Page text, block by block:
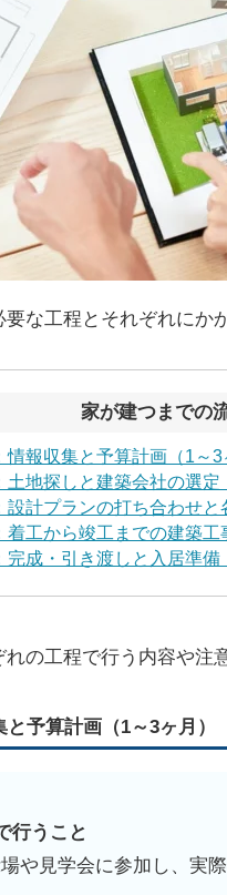
な工程とそれぞれにか
家が建つまでの
情報収集と予算計画（1～3
土地探しと建築会社の選定
設計プランの打ち合わせと
着工から竣工までの建築工
完成・引き渡しと入居準備
の工程で行う内容や注
予算計画（1～3ヶ月）
行うこと
場や見学会に参加し、実